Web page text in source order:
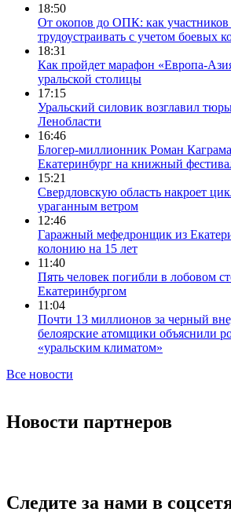
18:50
От окопов до ОПК: как участников
трудоустраивать с учетом боевых
18:31
Как пройдет марафон «Европа-
уральской столицы
17:15
Уральский силовик возглавил
Ленобласти
16:46
Блогер-миллионник Роман
Екатеринбург на книжный
15:21
Свердловскую область накроет
ураганным ветром
12:46
Гаражный мефедронщик из
колонию на 15 лет
11:40
Пять человек погибли в лобовом
Екатеринбургом
11:04
Почти 13 миллионов за черный
белоярские атомщики объяснили
«уральским климатом»
Все новости
Новости партнеров
Следите за нами в